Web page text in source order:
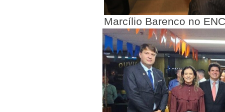
Marcílio Barenco no